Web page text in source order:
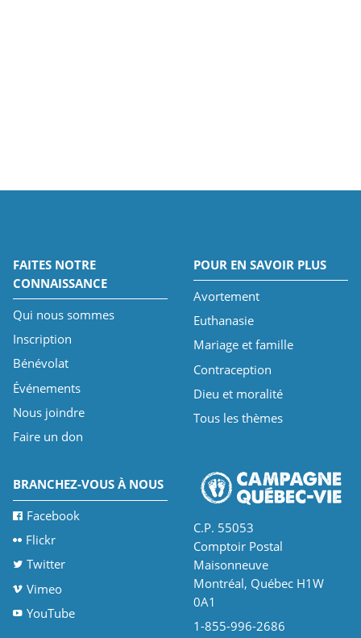
FAITES NOTRE
CONNAISSANCE
Qui nous sommes
Inscription
Bénévolat
Événements
Nous joindre
Faire un don
POUR EN SAVOIR PLUS
Avortement
Euthanasie
Mariage et famille
Contraception
Dieu et moralité
Tous les thèmes
BRANCHEZ-VOUS À NOUS
Facebook
Flickr
Twitter
Vimeo
YouTube
C.P. 55053
Comptoir Postal
Maisonneuve
Montréal, Québec H1W
0A1
1-855-996-2686